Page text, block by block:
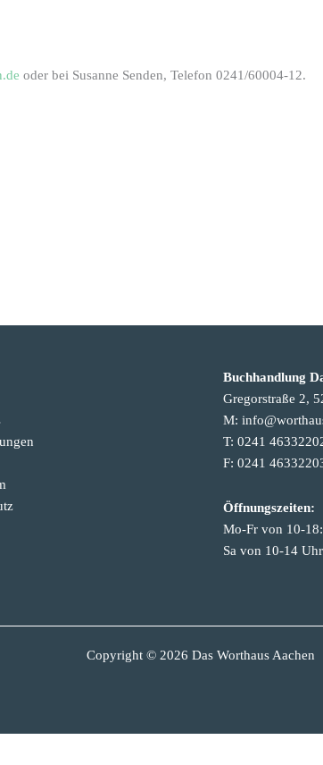
oder bei Susanne Senden, Telefon 0241/60004-12.
Buchhandlung
Gregorstraße 2,
M:
T: 0241
F: 0241
Öffnungszeiten:
Mo-Fr von 10-
Sa von 10-14 Uhr
Copyright © 2026 Das Worthaus Aachen